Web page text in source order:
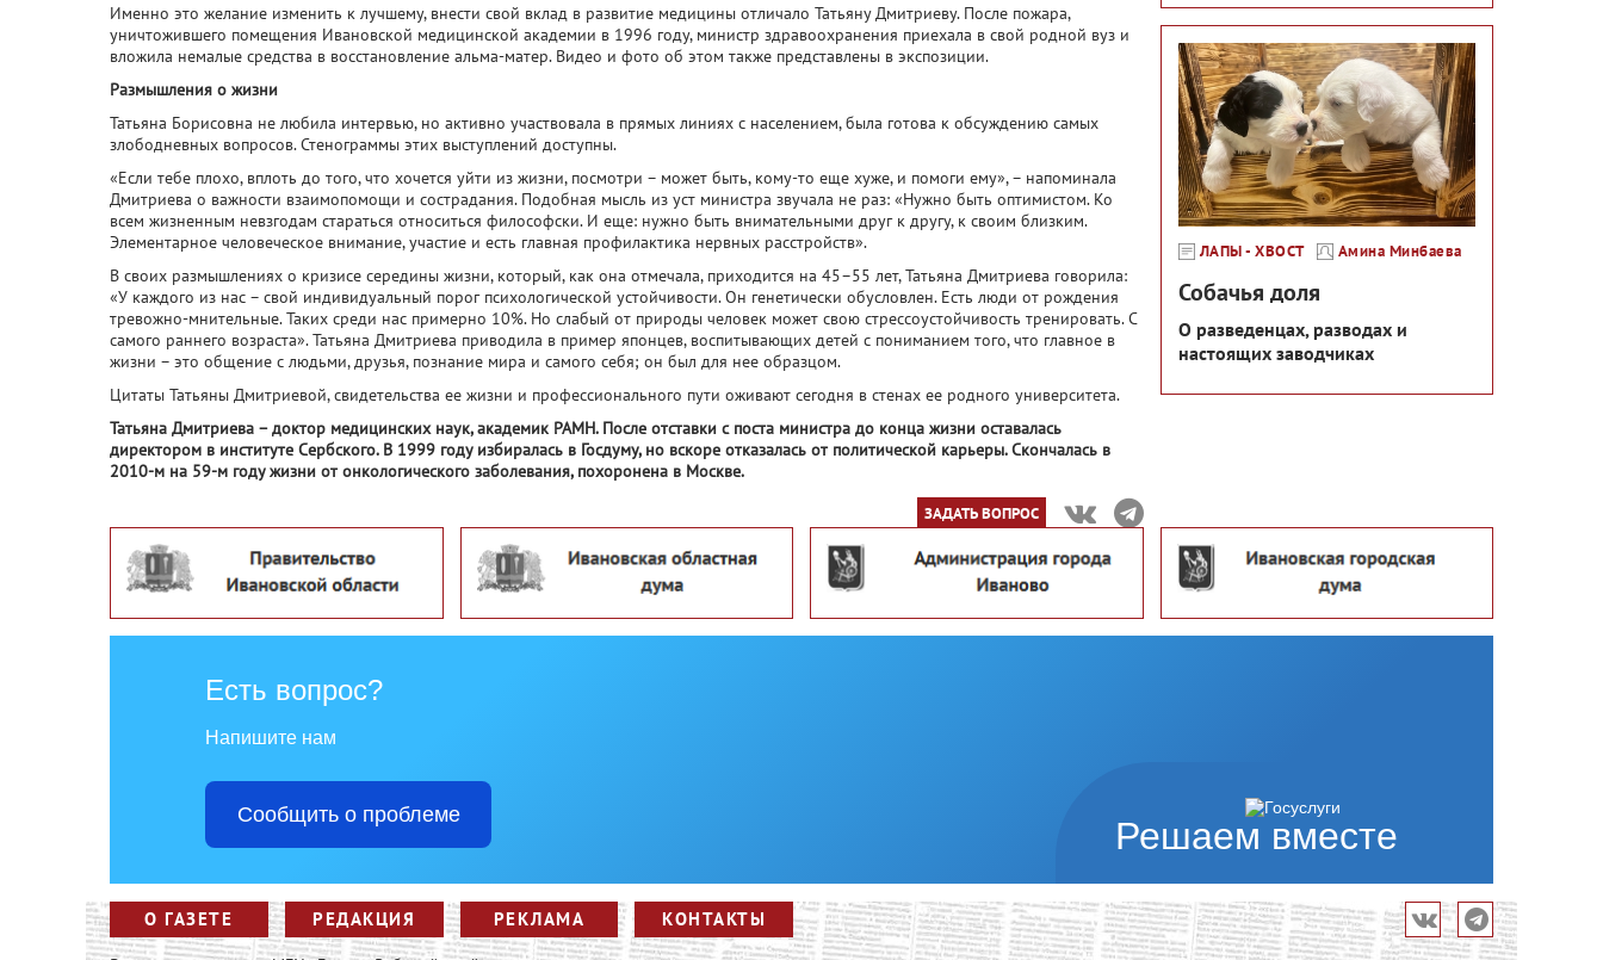
Именно это желание изменить к лучшему, внести свой вклад в развитие медицины отличало Татьяну Дмитриеву. После пожара,
уничтожившего помещения Ивановской медицинской академии в 1996 году, министр здравоохранения приехала в свой родной вуз и
вложила немалые средства в восстановление альма-матер. Видео и фото об этом также представлены в экспозиции.
Размышления о жизни
Татьяна Борисовна не любила интервью, но активно участвовала в прямых линиях с населением, была готова к обсуждению самых
злободневных вопросов. Стенограммы этих выступлений доступны.
«Если тебе плохо, вплоть до того, что хочется уйти из жизни, посмотри – может быть, кому-то еще хуже, и помоги ему», – напоминала
Дмитриева о важности взаимопомощи и сострадания. Подобная мысль из уст министра звучала не раз: «Нужно быть оптимистом. Ко
всем жизненным невзгодам стараться относиться философски. И еще: нужно быть внимательными друг к другу, к своим близким.
Элементарное человеческое внимание, участие и есть главная профилактика нервных расстройств».
В своих размышлениях о кризисе середины жизни, который, как она отмечала, приходится на 45–55 лет, Татьяна Дмитриева говорила:
«У каждого из нас – свой индивидуальный порог психологической устойчивости. Он генетически обусловлен. Есть люди от рождения
тревожно-мнительные. Таких среди нас примерно 10%. Но слабый от природы человек может свою стрессоустойчивость тренировать. С
самого раннего возраста». Татьяна Дмитриева приводила в пример японцев, воспитывающих детей с пониманием того, что главное в
жизни – это общение с людьми, друзья, познание мира и самого себя; он был для нее образцом.
Цитаты Татьяны Дмитриевой, свидетельства ее жизни и профессионального пути оживают сегодня в стенах ее родного университета.
Татьяна Дмитриева – доктор медицинских наук, академик РАМН. После отставки с поста министра до конца жизни оставалась
директором в институте Сербского. В 1999 году избиралась в Госдуму, но вскоре отказалась от политической карьеры. Скончалась в
2010-м на 59-м году жизни от онкологического заболевания, похоронена в Москве.
ЗАДАТЬ ВОПРОС
ЛАПЫ - ХВОСТ Амина Минбаева
Собачья доля
О разведенцах, разводах и
настоящих заводчиках
Решаем вместе
Есть вопрос?
Напишите нам
Сообщить о проблеме
О ГАЗЕТЕ РЕДАКЦИЯ РЕКЛАМА КОНТАКТЫ